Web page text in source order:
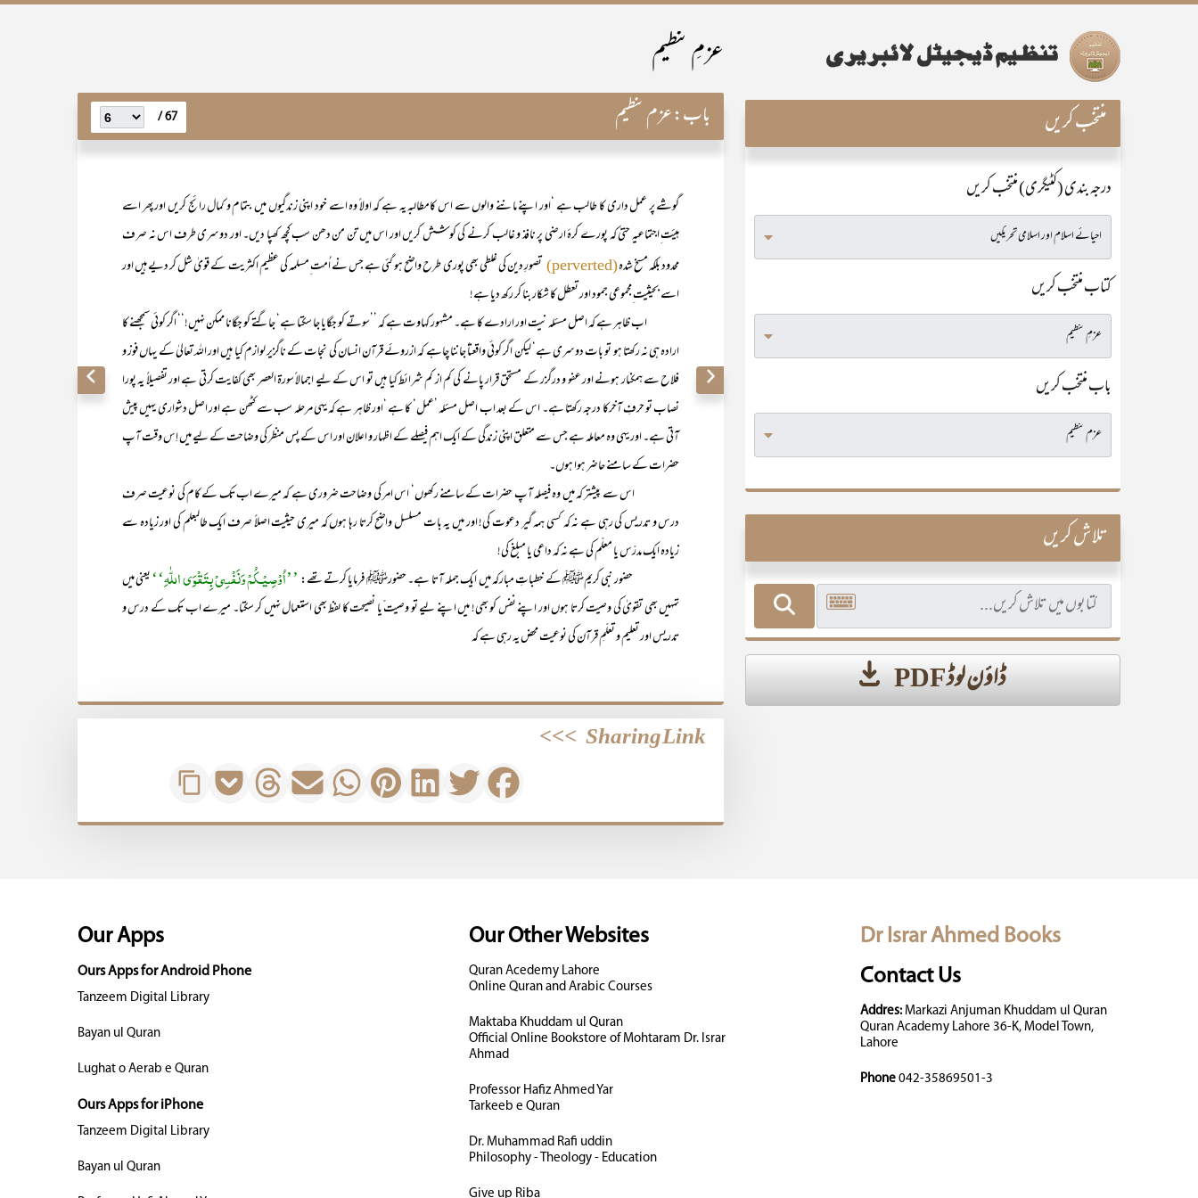
عزمِ تنظیم
باب:عزم تنظیم 67 /
گوشے پر عمل داری کا طالب ہے ‘اور اپنے ماننے والوں سے اس کامطالبہ یہ ہے کہ اولاً وہ اسے خود اپنی زندگیوں میں بتمام و کمال رائج کریں اور پھر اسے
ہیئت ِاجتماعیہ حتیٰ کہ پورے کرۂ ارضی پر نافذ و غالب کرنے کی کوشش کریں اور اس میں تن من دھن سب کچھ کھپا دیں۔ اور دوسری طرف اس نہ صرف
محدود بلکہ مسخ شدہ(perverted)
تصورِ دین کی غلطی بھی پوری طرح واضح ہو گئی ہے جس نے اُمت ِمسلمہ کی عظیم اکثریت کے قویٰ شل کر دیے ہیں اور
اسے بحیثیت ِمجموعی جمود اور تعطل کا شکار بنا کر رکھ دیا ہے!
اب ظاہر ہے کہ اصل مسئلہ نیت اور ارادے کا ہے۔ مشہور کہاوت ہے کہ ’’سوتے کو جگایا جا سکتا ہے‘ جاگتے کو جگانا ممکن نہیں!‘‘ اگر کوئی سمجھنے کا
ارادہ ہی نہ رکھتا ہو تو بات دوسری ہے‘ لیکن اگر کوئی واقعتاً جاننا چاہے کہ ازروئے قرآن انسان کی نجات کے ناگزیر لوازم کیا ہیں اور اللہ تعالیٰ کے یہاں فوز و
فلاح سے ہمکنار ہونے اور عفو و درگزر کے مستحق قرار پانے کی کم از کم شرائط کیا ہیں تو اس کے لیے اجمالاً سورۃ العصر بھی کفایت کرتی ہے اور تفصیلاً یہ پورا
نصاب تو حرفِ آخرکا درجہ رکھتا ہے۔ اس کے بعد اب اصل مسئلہ ’عمل‘ کا ہے ‘اور ظاہر ہے کہ یہی مرحلہ سب سے کٹھن ہے اور اصل دشواری یہیں پیش
آتی ہے۔ اور یہی وہ معاملہ ہے جس سے متعلق اپنی زندگی کے ایک اہم فیصلے کے اظہار و اعلان اور اس کے پس منظر کی وضاحت کے لیے میں اِس وقت آپ
حضرات کے سامنے حاضر ہوا ہوں۔
اس سے پیشتر کہ میں وہ فیصلہ آپ حضرات کے سامنے رکھوں‘ اس امر کی وضاحت ضروری ہے کہ میرے اب تک کے کام کی نوعیت صرف
درس و تدریس کی رہی ہے نہ کہ کسی ہمہ گیر دعوت کی! اور میں یہ بات مسلسل واضح کرتا رہا ہوں کہ میری حیثیت اصلاً صرف ایک طالبعلم کی اور زیادہ سے
زیادہ ایک مدرّس یا معلّم کی ہے نہ کہ داعی یا مبلغ کی!
حضور نبی کریمﷺ کے خطباتِ مبارکہ میں ایک جملہ آتا ہے۔ حضورﷺ فرمایا کرتے تھے:’’اُوْصِیْـکُمْ وَنَفْسِیْ بِتَقْوَی اللّٰہِ‘‘یعنی میں
تمہیں بھی تقویٰ کی وصیت کرتا ہوں اور اپنے نفس کو بھی! میں اپنے لیے تو وصیت ّیا نصیحت کا لفظ بھی استعمال نہیں کر سکتا۔ میرے اب تک کے درس و
تدریس اور تعلیم و تعلّمِ قرآن کی نوعیت محض یہ رہی ہے کہ
Sharing Link
>>>
منتخب کریں
درجہ بندی (کٹیگری) منتخب کریں
کتاب منتخب کریں
باب منتخب کریں
تلاش کریں
ڈاؤن لوڈ PDF
Dr Israr Ahmed Books
Contact Us
Addres:Markazi Anjuman Khuddam ul Quran
Quran Academy Lahore 36-K, Model Town,
Lahore
Phone 042-35869501-3
Our Other Websites
Quran Acedemy Lahore
Online Quran and Arabic Courses
Maktaba Khuddam ul Quran
Official Online Bookstore of Mohtaram Dr. Israr
Ahmad
Professor Hafiz Ahmed Yar
Tarkeeb e Quran
Dr. Muhammad Rafi uddin
Philosophy - Theology - Education
Give up Riba
Our Apps
Ours Apps for Android Phone
Tanzeem Digital Library
Bayan ul Quran
Lughat o Aerab e Quran
Ours Apps for iPhone
Tanzeem Digital Library
Bayan ul Quran